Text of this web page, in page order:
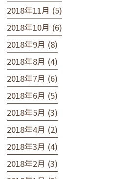
2018年11月 (5)
2018年10月 (6)
2018年9月 (8)
2018年8月 (4)
2018年7月 (6)
2018年6月 (5)
2018年5月 (3)
2018年4月 (2)
2018年3月 (4)
2018年2月 (3)